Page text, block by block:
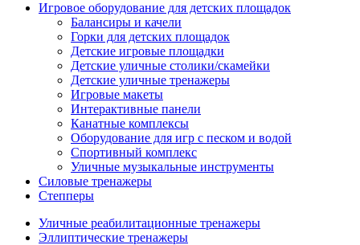
Игровое оборудование для детских площадок
Балансиры и качели
Горки для детских площадок
Детские игровые площадки
Детские уличные столики/скамейки
Детские уличные тренажеры
Игровые макеты
Интерактивные панели
Канатные комплексы
Оборудование для игр с песком и водой
Спортивный комплекс
Уличные музыкальные инструменты
Силовые тренажеры
Степперы
Уличные реабилитационные тренажеры
Эллиптические тренажеры